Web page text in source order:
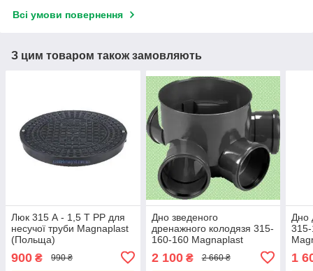
Всі умови повернення
З цим товаром також замовляють
Люк 315 А - 1,5 Т PP для
несучої труби Magnaplast
(Польща)
900 ₴ 990 ₴
Дно зведеного
дренажного колодязя 315-
160-160 Magnaplast
2 100₴ 2 660 ₴
Дно
315-
1